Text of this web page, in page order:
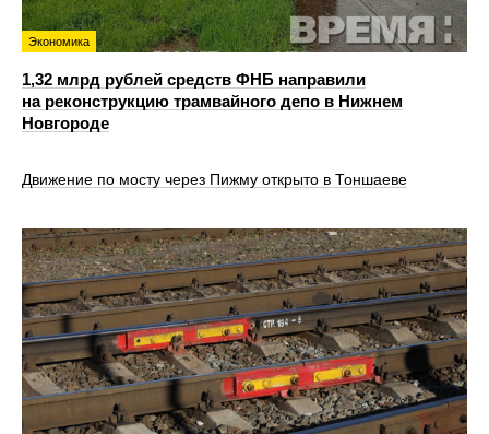
Экономика
1,32 млрд рублей средств ФНБ направили
на реконструкцию трамвайного депо в Нижнем
Новгороде
Движение по мосту через Пижму открыто в Тоншаеве